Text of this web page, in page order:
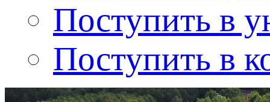
Поступить в
Поступить в